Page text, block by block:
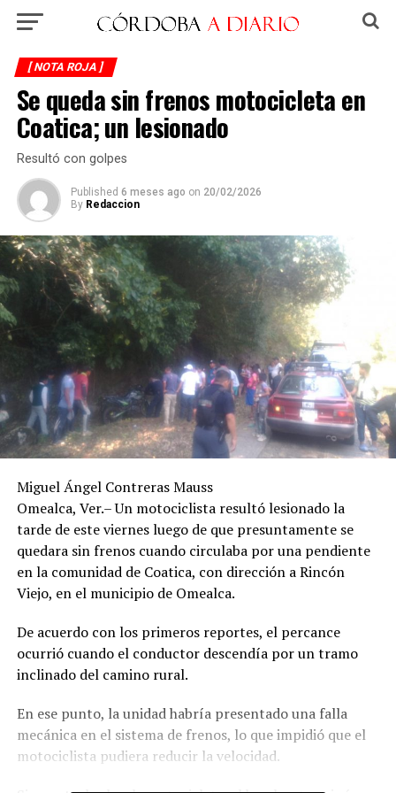
[ NOTA ROJA ]
Se queda sin frenos motocicleta en
Coatica; un lesionado
Resultó con golpes
Published 6 meses ago on 20/02/2026
By Redaccion
Miguel Ángel Contreras Mauss
Omealca, Ver.– Un motociclista resultó lesionado la
tarde de este viernes luego de que presuntamente se
quedara sin frenos cuando circulaba por una pendiente
en la comunidad de Coatica, con dirección a Rincón
Viejo, en el municipio de Omealca.
De acuerdo con los primeros reportes, el percance
ocurrió cuando el conductor descendía por un tramo
inclinado del camino rural.
En ese punto, la unidad habría presentado una falla
mecánica en el sistema de frenos, lo que impidió que el
motociclista pudiera reducir la velocidad.